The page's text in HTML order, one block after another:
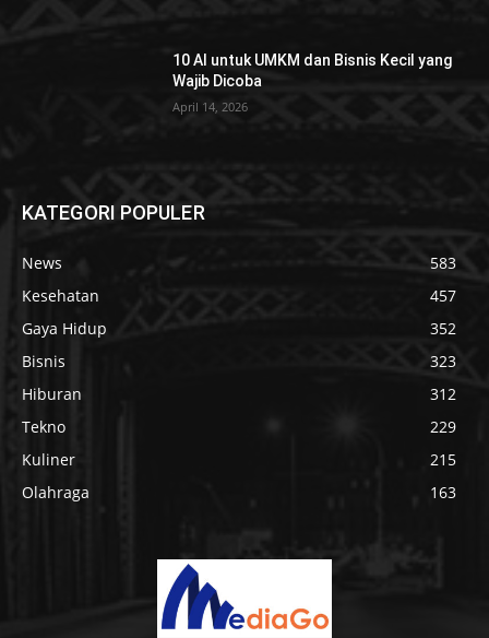
10 AI untuk UMKM dan Bisnis Kecil yang
Wajib Dicoba
April 14, 2026
KATEGORI POPULER
News
583
Kesehatan
457
Gaya Hidup
352
Bisnis
323
Hiburan
312
Tekno
229
Kuliner
215
Olahraga
163